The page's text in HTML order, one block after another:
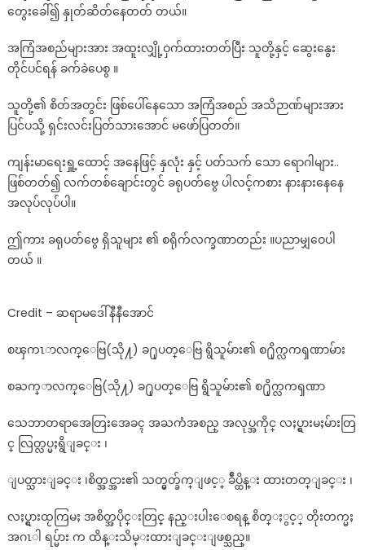
တွေးခေါ်၍ နှုတ်ဆိတ်နေတတ် တယ်။
အကြံအစည်များအား အထူးလျှို့ဝှက်ထားတတ်ပြီး သူတို့နှင့် ဆွေးနွေး
တိုင်ပင်ရန် ခက်ခဲပေစွ ။
သူတို့၏ စိတ်အတွင်း ဖြစ်ပေါ်နေသော အကြံအစည် အသိဉာဏ်များအား
ပြင်ပသို့ ရှင်းလင်းပြတ်သားအောင် မဖော်ပြတတ်။
ကျန်းမာရေးရှူ့ထောင့် အနေဖြင့် နှလုံး နှင့် ပတ်သက် သော ရောဂါများ..
ဖြစ်တတ်၍ လက်တစ်ချောင်းတွင် ခရုပတ်ဗွေ ပါလင့်ကစား နားနားနေနေ
အလုပ်လုပ်ပါ။
ဤကား ခရုပတ်ဗွေ ရှိသူများ ၏ စရိုက်လက္ခဏာတည်း ။ပညာမျှဝေပါ
တယ် ။
Credit – ဆရာမဒေါ်နီနီအောင်
စၾကၤာလက္ေဗြ(သို႔) ခ႐ုပတ္ေဗြ ရွိသူမ်ား၏ စ႐ိုက္လကၡဏာမ်ား
စႀက္ာလက္ေဗြ(သို႔) ခ႐ုပတ္ေဗြ ရွိသူမ်ား၏ စ႐ိုက္လကၡဏာ
သေဘာတရာအေတြးအေခၚ အႀကံအစည္ အလုပ္အကိုင္ လႈပ္ရွားမႈမ်ားတြ
င္ လြတ္လပ္မႈရွိျခင္း ၊
ျပတ္သားျခင္း ၊စိတ္အင္အား၏ သတ္မွတ္ခ်က္ျဖင့္ ခ်ဳပ္ထိန္း ထားတတ္ျခင္း ၊
လႈပ္ရွားထႂကြမႈ အစိတ္အပိုင္းတြင္ နည္းပါးေစရန္ စိတ္ႏွင့္ တိုးတက္မႈ
အဂၤါ ရပ္မ်ား က ထိန္းသိမ္းထားျခင္းျဖစ္သည္။